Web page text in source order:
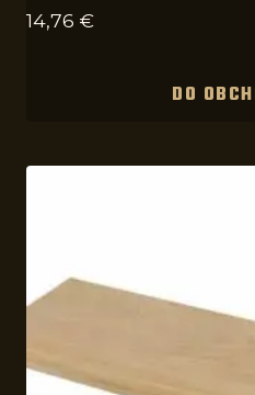
14,76 €
DO